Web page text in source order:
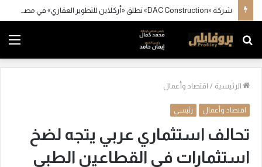
شركة «DAC Construction» تطلق «أركلاين للتطوير العقاري» في مصر وتستعد للإعلان عن محفظة مشروعات كبرى
بحث
عن
الرئيسية / اقتصاد وأعمال
اقتصاد وأعمال رئيسي
تحالف استثماري عربي يتجه لضخ
استثمارات في القطاعين الطبي